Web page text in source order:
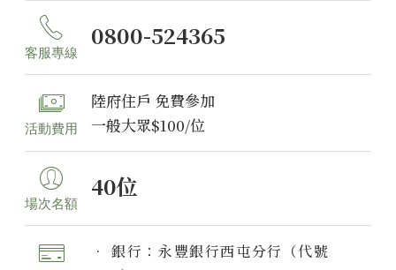
客服專線
0800-524365
活動費用
陸府住戶 免費參加
一般大眾$100/位
場次名額
40位
• 銀行：永豐銀行西屯分行（代號